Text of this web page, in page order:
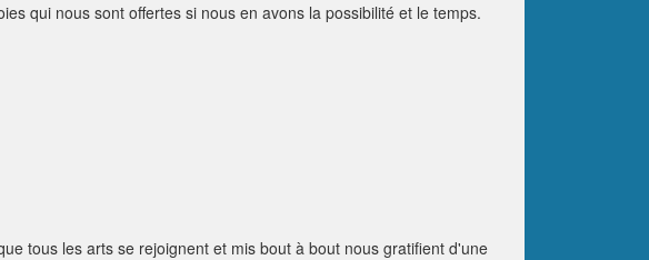
qui nous sont offertes si nous en avons la possibilité et le temps.
tous les arts se rejoignent et mis bout à bout nous gratifient d'une